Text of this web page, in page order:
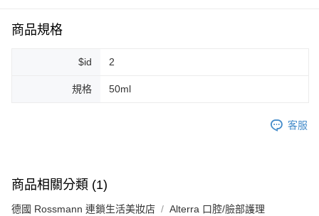
悠遊付
全家純取貨 (先付款
每筆NT$80，滿NT$999(含以上)免運費
商品規格
$id 2
規格 50ml
客服
商品相關分類 (1)
德國 Rossmann 連鎖生活美妝店 Alterra 口腔/臉部護理